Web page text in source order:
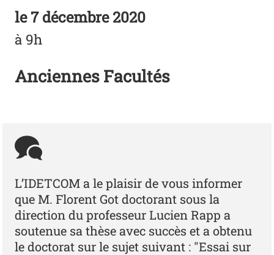
le7 décembre 2020
à 9h
Anciennes Facultés
L’IDETCOM a le plaisir de vous informer
que M. Florent Got doctorant sous la
direction du professeur Lucien Rapp a
soutenue sa thèse avec succès et a obtenu
le doctorat sur le sujet suivant : "Essai sur